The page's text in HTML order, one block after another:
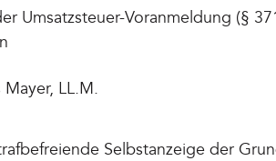
Umsatzsteuer-Voranmeldung (§
Mayer, LL.M.
Selbstanzeige der